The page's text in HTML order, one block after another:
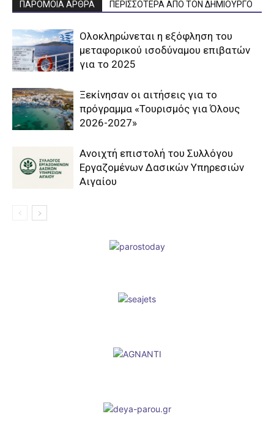
ΠΑΡΟΜΟΙΑ ΑΡΘΡΑ ΠΕΡΙΣΣΟΤΕΡΑ ΑΠΟ ΤΟΝ ΔΗΜΙΟΥΡΓΟ
Ολοκληρώνεται η εξόφληση του
μεταφορικού ισοδύναμου επιβατών
για το 2025
Ξεκίνησαν οι αιτήσεις για το
πρόγραμμα «Τουρισμός για Όλους
2026-2027»
Aνοιχτή επιστολή του Συλλόγου
Εργαζομένων Δασικών Υπηρεσιών
Αιγαίου